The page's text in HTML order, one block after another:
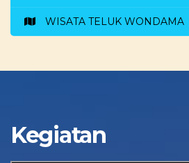
WISATA TELUK WONDAMA
Kegiatan